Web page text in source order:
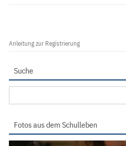
Anleitung zur Registrierung
Suche
nach:
Fotos aus dem Schulleben